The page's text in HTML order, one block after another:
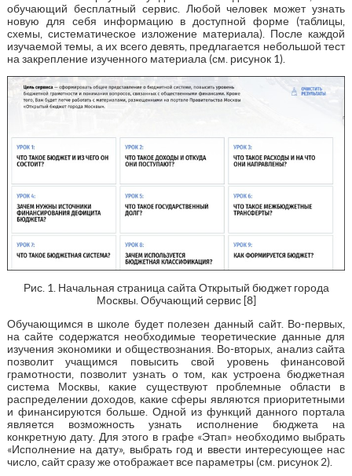
обучающий бесплатный сервис. Любой человек может узнать
новую для себя информацию в доступной форме (таблицы,
схемы, систематическое изложение материала). После каждой
изучаемой темы, а их всего девять, предлагается небольшой тест
на закрепление изученного материала (см. рисунок 1).
Рис. 1. Начальная страница сайта Открытый бюджет города
Москвы. Обучающий сервис [8]
Обучающимся в школе будет полезен данный сайт. Во-первых,
на сайте содержатся необходимые теоретические данные для
изучения экономики и обществознания. Во-вторых, анализ сайта
позволит учащимся повысить свой уровень финансовой
грамотности, позволит узнать о том, как устроена бюджетная
система Москвы, какие существуют проблемные области в
распределении доходов, какие сферы являются приоритетными
и финансируются больше. Одной из функций данного портала
является возможность узнать исполнение бюджета на
конкретную дату. Для этого в графе «Этап» необходимо выбрать
«Исполнение на дату», выбрать год и ввести интересующее нас
число, сайт сразу же отображает все параметры (см. рисунок 2).